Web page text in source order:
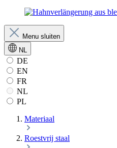
Menu sluiten
NL
DE
EN
FR
NL
PL
Materiaal
Roestvrij staal